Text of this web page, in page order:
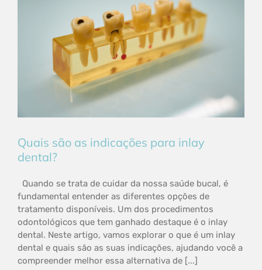
Quais são as indicações para inlay
dental?
Quando se trata de cuidar da nossa saúde bucal, é
fundamental entender as diferentes opções de
tratamento disponíveis. Um dos procedimentos
odontológicos que tem ganhado destaque é o inlay
dental. Neste artigo, vamos explorar o que é um inlay
dental e quais são as suas indicações, ajudando você a
compreender melhor essa alternativa de [...]